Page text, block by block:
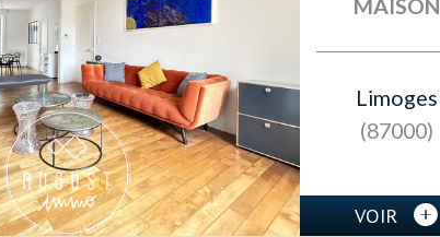
MAISON
Limoges
(87000)
VOIR